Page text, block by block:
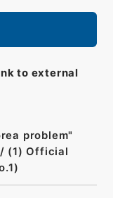
to external
problem"
(1) Official